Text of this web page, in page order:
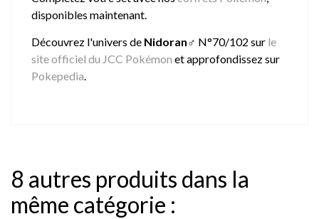
disponibles maintenant.
Découvrez l'univers de Nidoran♂ N°70/102 sur le
site officiel du JCC Pokémon et approfondissez sur
Pokepedia.
8 autres produits dans la
même catégorie :